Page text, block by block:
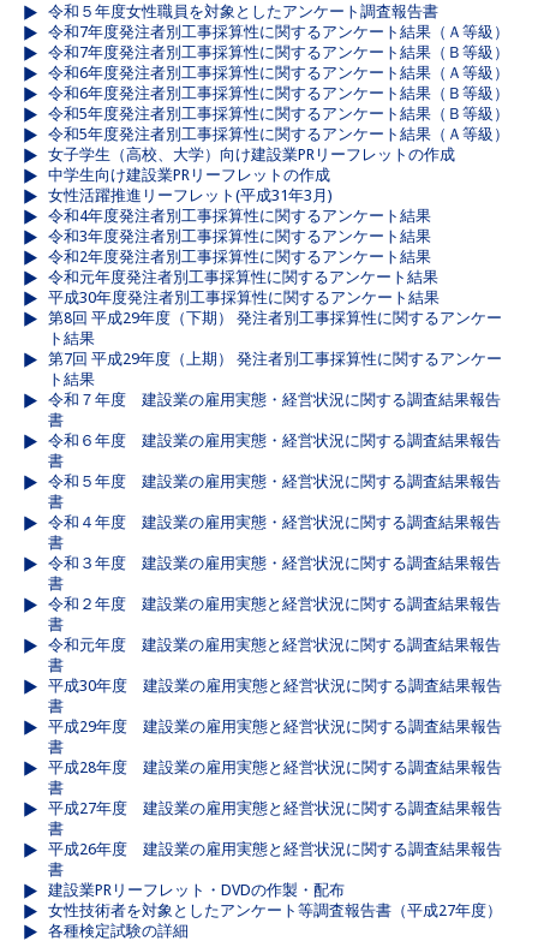
令和５年度女性職員を対象としたアンケート調査報告書
令和7年度発注者別工事採算性に関するアンケート結果（Ａ等級）
令和7年度発注者別工事採算性に関するアンケート結果（Ｂ等級）
令和6年度発注者別工事採算性に関するアンケート結果（Ａ等級）
令和6年度発注者別工事採算性に関するアンケート結果（Ｂ等級）
令和5年度発注者別工事採算性に関するアンケート結果（Ｂ等級）
令和5年度発注者別工事採算性に関するアンケート結果（Ａ等級）
女子学生（高校、大学）向け建設業PRリーフレットの作成
中学生向け建設業PRリーフレットの作成
女性活躍推進リーフレット(平成31年3月)
令和4年度発注者別工事採算性に関するアンケート結果
令和3年度発注者別工事採算性に関するアンケート結果
令和2年度発注者別工事採算性に関するアンケート結果
令和元年度発注者別工事採算性に関するアンケート結果
平成30年度発注者別工事採算性に関するアンケート結果
第8回 平成29年度（下期） 発注者別工事採算性に関するアンケー
ト結果
第7回 平成29年度（上期） 発注者別工事採算性に関するアンケー
ト結果
令和７年度 建設業の雇用実態・経営状況に関する調査結果報告
書
令和６年度 建設業の雇用実態・経営状況に関する調査結果報告
書
令和５年度 建設業の雇用実態・経営状況に関する調査結果報告
書
令和４年度 建設業の雇用実態・経営状況に関する調査結果報告
書
令和３年度 建設業の雇用実態・経営状況に関する調査結果報告
書
令和２年度 建設業の雇用実態と経営状況に関する調査結果報告
書
令和元年度 建設業の雇用実態と経営状況に関する調査結果報告
書
平成30年度 建設業の雇用実態と経営状況に関する調査結果報告
書
平成29年度 建設業の雇用実態と経営状況に関する調査結果報告
書
平成28年度 建設業の雇用実態と経営状況に関する調査結果報告
書
平成27年度 建設業の雇用実態と経営状況に関する調査結果報告
書
平成26年度 建設業の雇用実態と経営状況に関する調査結果報告
書
建設業PRリーフレット・DVDの作製・配布
女性技術者を対象としたアンケート等調査報告書（平成27年度）
各種検定試験の詳細